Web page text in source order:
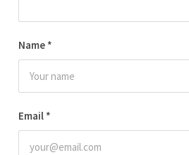
Name *
Email *